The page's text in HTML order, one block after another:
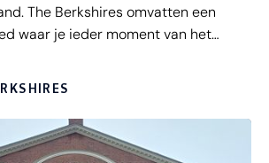
The Berkshires omvatten een
waar je ieder moment van het
de nazomer die ervoor zorgt
omgeving verandert in een